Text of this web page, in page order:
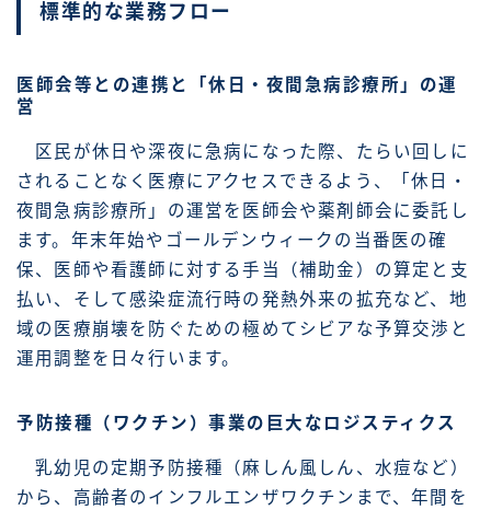
標準的な業務フロー
医師会等との連携と「休日・夜間急病診療所」の運
営
区民が休日や深夜に急病になった際、たらい回しに
されることなく医療にアクセスできるよう、「休日・
夜間急病診療所」の運営を医師会や薬剤師会に委託し
ます。年末年始やゴールデンウィークの当番医の確
保、医師や看護師に対する手当（補助金）の算定と支
払い、そして感染症流行時の発熱外来の拡充など、地
域の医療崩壊を防ぐための極めてシビアな予算交渉と
運用調整を日々行います。
予防接種（ワクチン）事業の巨大なロジスティクス
乳幼児の定期予防接種（麻しん風しん、水痘など）
から、高齢者のインフルエンザワクチンまで、年間を